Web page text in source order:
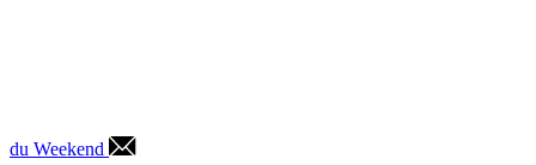
du Weekend